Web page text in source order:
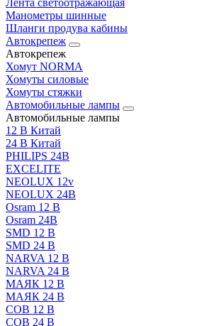
Лента светоотражающая
Манометры шинные
Шланги продува кабины
Автокрепеж
Автокрепеж
Хомут NORMA
Хомуты силовые
Хомуты стяжки
Автомобильные лампы
Автомобильные лампы
12 В Китай
24 В Китай
PHILIPS 24В
EXCELITE
NEOLUX 12v
NEOLUX 24В
Osram 12 В
Osram 24В
SMD 12 В
SMD 24 В
NARVA 12 В
NARVA 24 В
МАЯК 12 В
МАЯК 24 В
COB 12 В
COB 24 В